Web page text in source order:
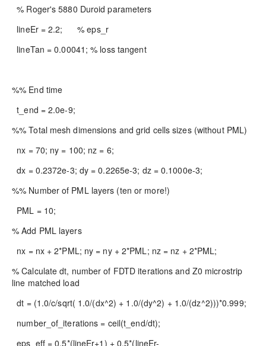
% Roger's 5880 Duroid parameters
lineEr = 2.2; % eps_r
lineTan = 0.00041; % loss tangent
%% End time
t_end = 2.0e-9;
%% Total mesh dimensions and grid cells sizes (without PML)
nx = 70; ny = 100; nz = 6;
dx = 0.2372e-3; dy = 0.2265e-3; dz = 0.1000e-3;
%% Number of PML layers (ten or more!)
PML = 10;
% Add PML layers
nx = nx + 2*PML; ny = ny + 2*PML; nz = nz + 2*PML;
% Calculate dt, number of FDTD iterations and Z0 microstrip
line matched load
dt = (1.0/c/sqrt( 1.0/(dx^2) + 1.0/(dy^2) + 1.0/(dz^2)))*0.999;
number_of_iterations = ceil(t_end/dt);
eps_eff = 0.5*(lineEr+1) + 0.5*(lineEr-